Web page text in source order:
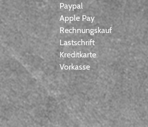
Paypal
Apple Pay
Rechnungskauf
Lastschrift
Kreditkarte
Vorkasse